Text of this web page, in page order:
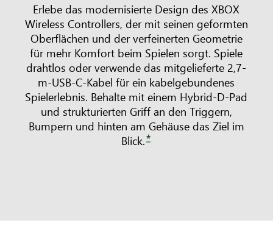
Erlebe das modernisierte Design des XBOX
Wireless Controllers, der mit seinen geformten
Oberflächen und der verfeinerten Geometrie
für mehr Komfort beim Spielen sorgt. Spiele
drahtlos oder verwende das mitgelieferte 2,7-
m-USB-C-Kabel für ein kabelgebundenes
Spielerlebnis. Behalte mit einem Hybrid-D-Pad
und strukturierten Griff an den Triggern,
Bumpern und hinten am Gehäuse das Ziel im
Blick.*